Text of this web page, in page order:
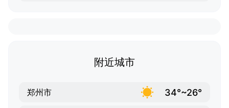
附近城市
郑州市 34°~26°